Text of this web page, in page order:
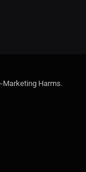
Marketing Harms.